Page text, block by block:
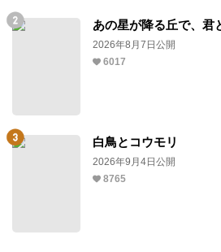
あの星が降る丘で、君
2026年8月7日公開
6017
白鳥とコウモリ
2026年9月4日公開
8765